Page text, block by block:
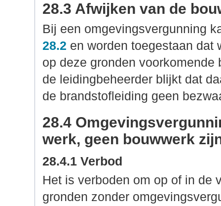
28.3 Afwijken van de
Bij een omgevingsvergunning
28.2 en worden toegestaan dat
op deze gronden
de leidingbeheerder blijkt dat
de brandstofleiding geen
28.4
werk, geen bouwwerk
28.4.1 Verbod
Het is verboden om op of in de
gronden zonder